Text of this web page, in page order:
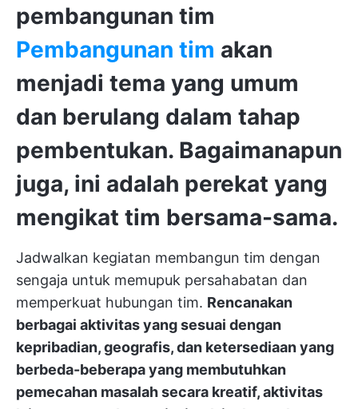
pembangunan tim
Pembangunan tim akan
menjadi tema yang umum
dan berulang dalam tahap
pembentukan. Bagaimanapun
juga, ini adalah perekat yang
mengikat tim bersama-sama.
Jadwalkan kegiatan membangun tim dengan
sengaja untuk memupuk persahabatan dan
memperkuat hubungan tim. Rencanakan
berbagai aktivitas yang sesuai dengan
kepribadian, geografis, dan ketersediaan yang
berbeda-beberapa yang membutuhkan
pemecahan masalah secara kreatif, aktivitas